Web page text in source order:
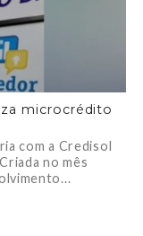
microcrédito
com a Credisol
no mês